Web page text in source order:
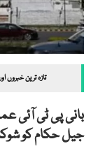
تازہ ترین خبروں
بانی پی ٹی آئی
جیل حکام کو